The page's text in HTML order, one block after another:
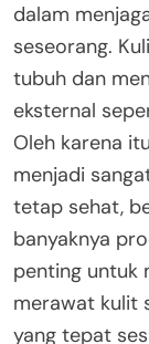
dalam
seseorang.
tubuh dan
eksternal
Oleh karena
menjadi
tetap sehat,
banyaknya
penting untuk
merawat kulit
yang tepat